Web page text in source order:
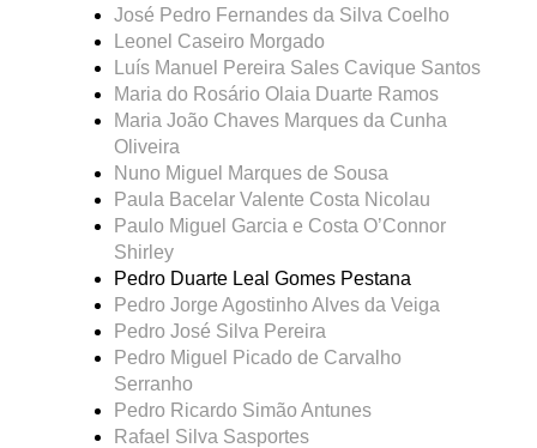
José Pedro Fernandes da Silva Coelho
Leonel Caseiro Morgado
Luís Manuel Pereira Sales Cavique Santos
Maria do Rosário Olaia Duarte Ramos
Maria João Chaves Marques da Cunha
Oliveira
Nuno Miguel Marques de Sousa
Paula Bacelar Valente Costa Nicolau
Paulo Miguel Garcia e Costa O’Connor
Shirley
Pedro Duarte Leal Gomes Pestana
Pedro Jorge Agostinho Alves da Veiga
Pedro José Silva Pereira
Pedro Miguel Picado de Carvalho
Serranho
Pedro Ricardo Simão Antunes
Rafael Silva Sasportes